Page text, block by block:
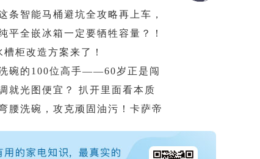
条智能马桶避坑全攻略再上车，
平全嵌冰箱一定要牺牲容量？！
槽柜改造方案来了！
碗的100位高手——60岁正是闯
就光图便宜？ 扒开里面看本质
腰洗碗，攻克顽固油污！卡萨帝